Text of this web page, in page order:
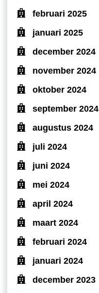
februari 2025
januari 2025
december 2024
november 2024
oktober 2024
september 2024
augustus 2024
juli 2024
juni 2024
mei 2024
april 2024
maart 2024
februari 2024
januari 2024
december 2023